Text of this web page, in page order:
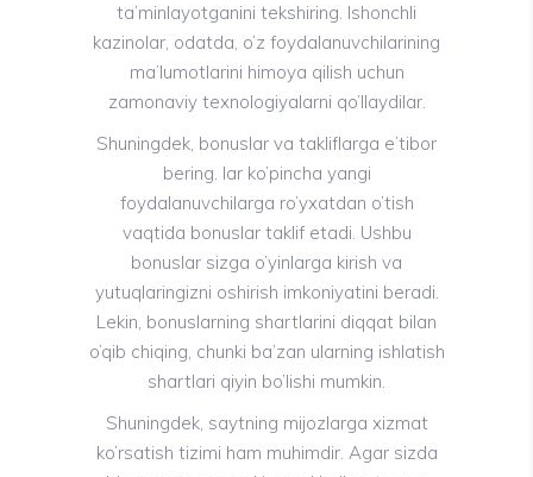
ta’minlayotganini tekshiring. Ishonchli
kazinolar, odatda, o’z foydalanuvchilarining
ma’lumotlarini himoya qilish uchun
zamonaviy texnologiyalarni qo’llaydilar.
Shuningdek, bonuslar va takliflarga e’tibor
bering. lar ko’pincha yangi
foydalanuvchilarga ro’yxatdan o’tish
vaqtida bonuslar taklif etadi. Ushbu
bonuslar sizga o’yinlarga kirish va
yutuqlaringizni oshirish imkoniyatini beradi.
Lekin, bonuslarning shartlarini diqqat bilan
o’qib chiqing, chunki ba’zan ularning ishlatish
shartlari qiyin bo’lishi mumkin.
Shuningdek, saytning mijozlarga xizmat
ko’rsatish tizimi ham muhimdir. Agar sizda